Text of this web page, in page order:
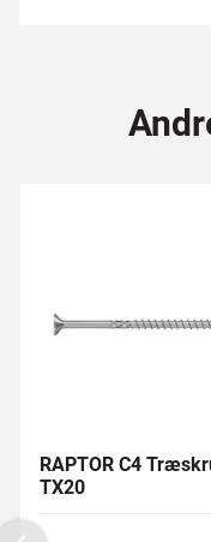
RAPTOR C4
TX20